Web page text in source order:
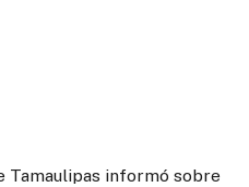
Tamaulipas informó sobre